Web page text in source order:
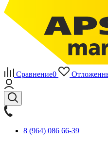
Сравнение0
8 (964) 086 66-39